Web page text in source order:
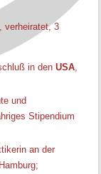
verheiratet, 3
in denUSA
und
Stipendium
an der